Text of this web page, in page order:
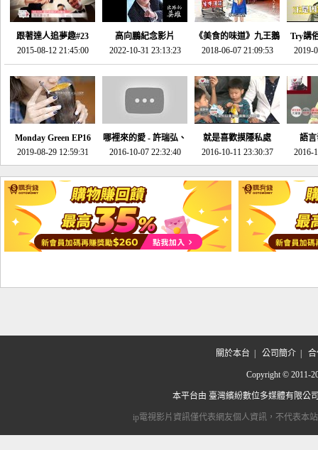
跟著達人追夢趣#23
promo-我想開間咖啡
館(謝佳凌)
2015-08-12 21:45:00
高向鵬紀念影片
2022-10-31 23:13:23
《美食的味道》九王鵝
肉
2018-06-07 21:09:53
Try講
2019-
Monday Green EP16
超意外~環保原來可以
邊玩邊做！
2019-08-29 12:59:31
哪裡來的愛 - 許瑞弘、
李其芬
2016-10-07 22:32:40
就是喜歡摸隱私處
2016-10-11 23:30:37
語
2016-
關於本台 公司簡介| 合
Copyright © 2011-
本平台由 臺灣繽紛數位多媒體有限公
ip電視影片資訊僅代表網友個人資訊，不代表本